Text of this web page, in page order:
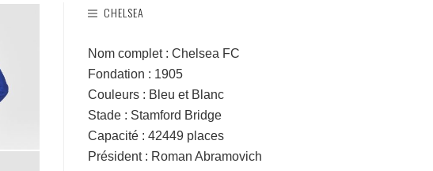
CHELSEA
Nom complet : Chelsea FC
Fondation : 1905
Couleurs : Bleu et Blanc
Stade : Stamford Bridge
Capacité : 42449 places
Président : Roman Abramovich